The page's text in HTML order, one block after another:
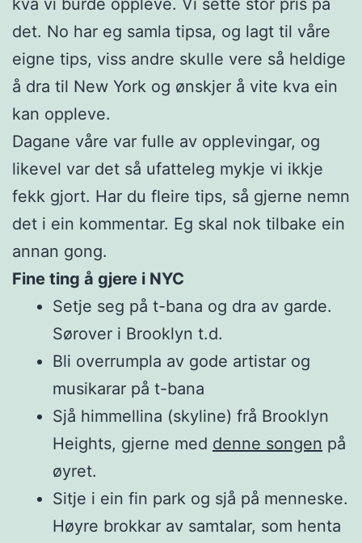
kva vi burde oppleve. Vi sette stor pris på
det. No har eg samla tipsa, og lagt til våre
eigne tips, viss andre skulle vere så heldige
å dra til New York og ønskjer å vite kva ein
kan oppleve.
Dagane våre var fulle av opplevingar, og
likevel var det så ufatteleg mykje vi ikkje
fekk gjort. Har du fleire tips, så gjerne nemn
det i ein kommentar. Eg skal nok tilbake ein
annan gong.
Fine ting å gjere i NYC
Setje seg på t-bana og dra av garde.
Sørover i Brooklyn t.d.
Bli overrumpla av gode artistar og
musikarar på t-bana
Sjå himmellina (skyline) frå Brooklyn
Heights, gjerne med denne songen på
øyret.
Sitje i ein fin park og sjå på menneske.
Høyre brokkar av samtalar, som henta